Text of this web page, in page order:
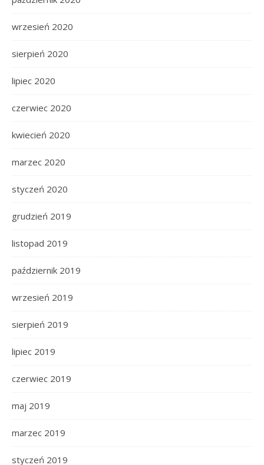
wrzesień 2020
sierpień 2020
lipiec 2020
czerwiec 2020
kwiecień 2020
marzec 2020
styczeń 2020
grudzień 2019
listopad 2019
październik 2019
wrzesień 2019
sierpień 2019
lipiec 2019
czerwiec 2019
maj 2019
marzec 2019
styczeń 2019